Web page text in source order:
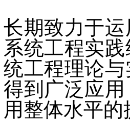
长期致力于
系统工程实
统工程理论
得到广泛应
用整体水平的